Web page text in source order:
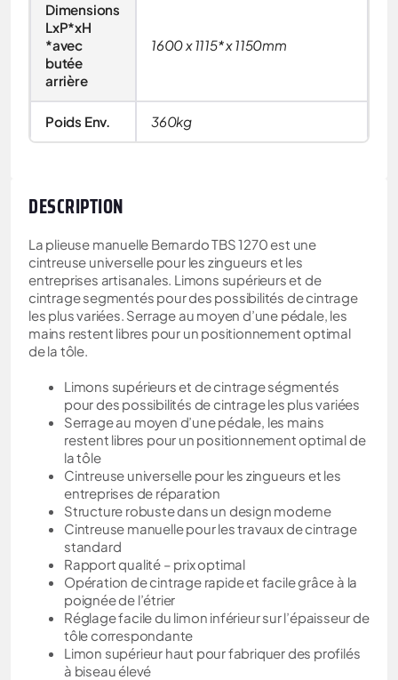
Dimensions
LxP*xH
*avec
butée
arrière
1600 x 1115* x 1150mm
Poids Env. 360kg
DESCRIPTION
La plieuse manuelle Bernardo TBS 1270 est une
cintreuse universelle pour les zingueurs et les
entreprises artisanales. Limons supérieurs et de
cintrage segmentés pour des possibilités de cintrage
les plus variées. Serrage au moyen d’une pédale, les
mains restent libres pour un positionnement optimal
de la tôle.
Limons supérieurs et de cintrage ségmentés
pour des possibilités de cintrage les plus variées
Serrage au moyen d’une pédale, les mains
restent libres pour un positionnement optimal de
la tôle
Cintreuse universelle pour les zingueurs et les
entreprises de réparation
Structure robuste dans un design moderne
Cintreuse manuelle pour les travaux de cintrage
standard
Rapport qualité – prix optimal
Opération de cintrage rapide et facile grâce à la
poignée de l’étrier
Réglage facile du limon inférieur sur l’épaisseur de
tôle correspondante
Limon supérieur haut pour fabriquer des profilés
à biseau élevé